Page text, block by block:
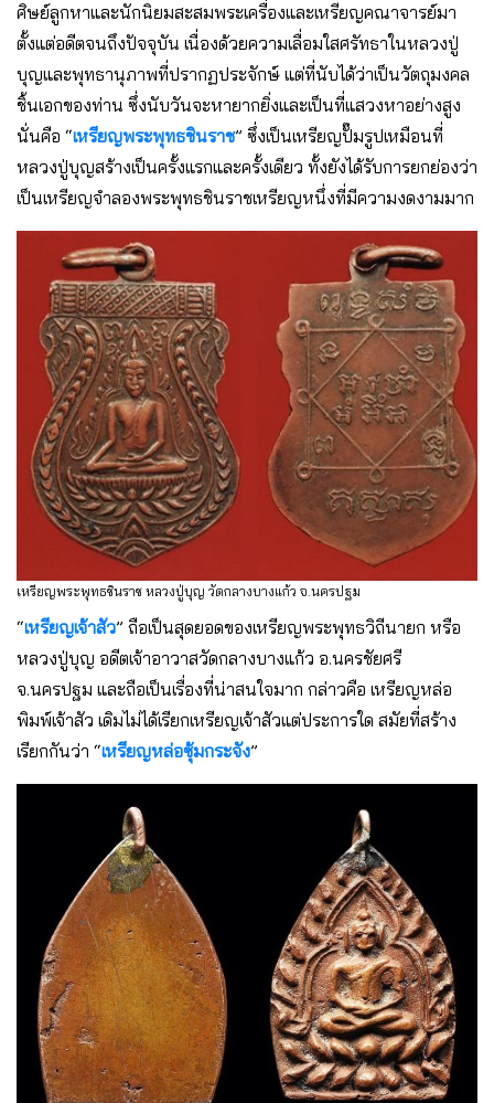
ศิษย์ลูกหาและนักนิยมสะสมพระเครื่องและเหรียญคณาจารย์มา
ตั้งแต่อดีตจนถึงปัจจุบัน เนื่องด้วยความเลื่อมใสศรัทธาในหลวงปู่
บุญและพุทธานุภาพที่ปรากฏประจักษ์ แต่ที่นับได้ว่าเป็นวัตถุมงคล
ชิ้นเอกของท่าน ซึ่งนับวันจะหายากยิ่งและเป็นที่แสวงหาอย่างสูง
นั่นคือ “เหรียญพระพุทธชินราช” ซึ่งเป็นเหรียญปั๊มรูปเหมือนที่
หลวงปู่บุญสร้างเป็นครั้งแรกและครั้งเดียว ทั้งยังได้รับการยกย่องว่า
เป็นเหรียญจำลองพระพุทธชินราชเหรียญหนึ่งที่มีความงดงามมาก
เหรียญพระพุทธชินราช หลวงปู่บุญ วัดกลางบางแก้ว จ.นครปฐม
“เหรียญเจ้าสัว” ถือเป็นสุดยอดของเหรียญพระพุทธวิถีนายก หรือ
หลวงปู่บุญ อดีตเจ้าอาวาสวัดกลางบางแก้ว อ.นครชัยศรี
จ.นครปฐม และถือเป็นเรื่องที่น่าสนใจมาก กล่าวคือ เหรียญหล่อ
พิมพ์เจ้าสัว เดิมไม่ได้เรียกเหรียญเจ้าสัวแต่ประการใด สมัยที่สร้าง
เรียกกันว่า “เหรียญหล่อซุ้มกระจัง”